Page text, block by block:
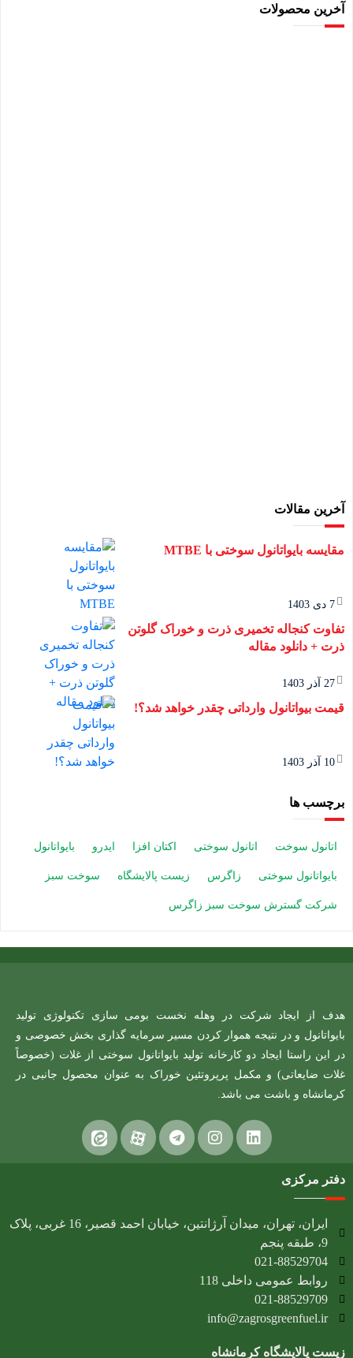
آخرین محصولات
آخرین مقالات
مقایسه بایواتانول سوختی با MTBE
7 دی 1403
تفاوت کنجاله تخمیری ذرت و خوراک گلوتن
ذرت + دانلود مقاله
27 آذر 1403
قیمت بیواتانول وارداتی چقدر خواهد شد؟!
10 آذر 1403
برچسب ها
اتانول سوخت اتانول سوختی اکتان افزا ایدرو بایواتانول
بایواتانول سوختی زاگرس زیست پالایشگاه سوخت سبز
شرکت گسترش سوخت سبز زاگرس
هدف از ایجاد شرکت در وهله نخست بومی سازی تکنولوژی تولید
بایواتانول و در نتیجه هموار کردن مسیر سرمایه گذاری بخش خصوصی و
در این راستا ایجاد دو کارخانه تولید بایواتانول سوختی از غلات (خصوصاً
غلات ضایعاتی) و مکمل پرپروتئین خوراک به عنوان محصول جانبی در
کرمانشاه و باشت می باشد.
دفتر مرکزی
ایران، تهران، میدان آرژانتین، خیابان احمد قصیر، 16 غربی، پلاک
9، طبقه پنجم
021-88529704
روابط عمومی داخلی 118
021-88529709
info@zagrosgreenfuel.ir​
زیست پالایشگاه کرمانشاه